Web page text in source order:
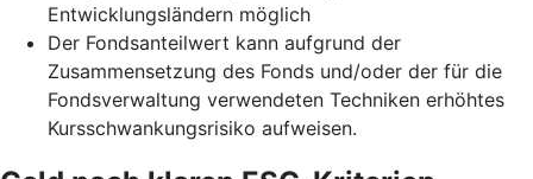
Entwicklungsländern möglich
Der Fondsanteilwert kann aufgrund der
Zusammensetzung des Fonds und/oder der für die
Fondsverwaltung verwendeten Techniken erhöhtes
Kursschwankungsrisiko aufweisen.